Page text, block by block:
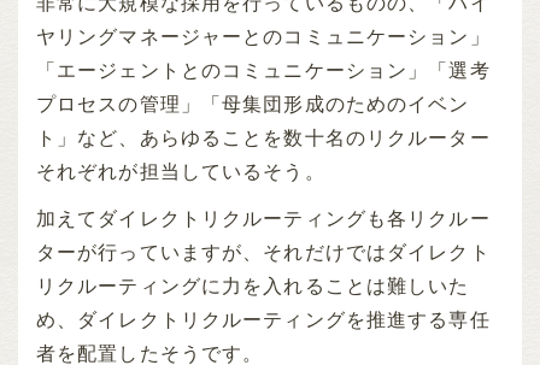
ヤリングマネージャーとのコミュニケーション」
「エージェントとのコミュニケーション」「選考
プロセスの管理」「母集団形成のためのイベン
ト」など、あらゆることを数十名のリクルーター
それぞれが担当しているそう。
加えてダイレクトリクルーティングも各リクルー
ターが行っていますが、それだけではダイレクト
リクルーティングに力を入れることは難しいた
め、ダイレクトリクルーティングを推進する専任
者を配置したそうです。